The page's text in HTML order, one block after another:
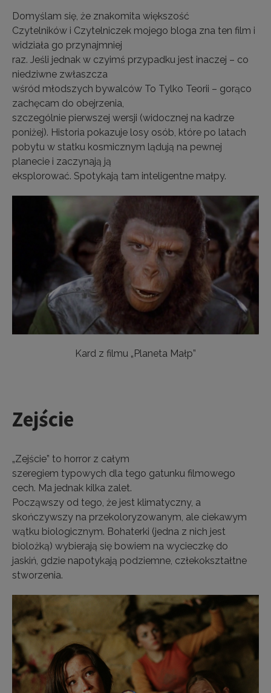
Domyślam się, że znakomita większość
Czytelników i Czytelniczek mojego bloga zna ten film i
widziała go przynajmniej
raz. Jeśli jednak w czyimś przypadku jest inaczej – co
niedziwne zwłaszcza
wśród młodszych bywalców To Tylko Teorii – gorąco
zachęcam do obejrzenia,
szczególnie pierwszej wersji (widocznej na kadrze
poniżej). Historia pokazuje losy osób, które po latach
pobytu w statku kosmicznym lądują na pewnej
planecie i zaczynają ją
eksplorować. Spotykają tam inteligentne małpy.
Kard z filmu „Planeta Małp”
Zejście
„Zejście” to horror z całym
szeregiem typowych dla tego gatunku filmowego
cech. Ma jednak kilka zalet.
Począwszy od tego, że jest klimatyczny, a
skończywszy na przekoloryzowanym, ale ciekawym
wątku biologicznym. Bohaterki (jedna z nich jest
biolożką) wybierają się bowiem na wycieczkę do
jaskiń, gdzie napotykają podziemne, człekokształtne
stworzenia.